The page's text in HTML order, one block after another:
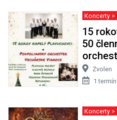
Koncerty >
15
50
Zvolen
1 termín
Koncerty >